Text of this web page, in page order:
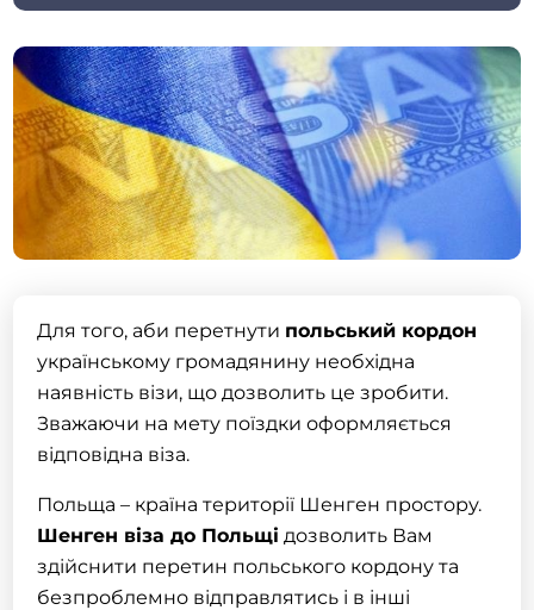
Для того, аби перетнути польський кордон
українському громадянину необхідна
наявність візи, що дозволить це зробити.
Зважаючи на мету поїздки оформляється
відповідна віза.
Польща – країна території Шенген простору.
Шенген віза до Польщі дозволить Вам
здійснити перетин польського кордону та
безпроблемно відправлятись і в інші